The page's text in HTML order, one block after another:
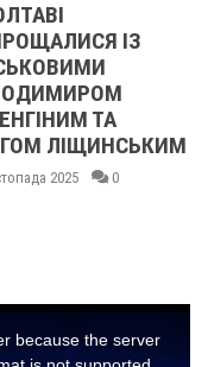
У ПОЛТАВІ
ПОПРОЩАЛИСЯ ІЗ
БІЙЦЯМИ
ОЛЕКСАНДРОМ
ІВАЩЕНКОМ,
ДМИТРОМ
КИСЛИЧЕНКОМ ТА